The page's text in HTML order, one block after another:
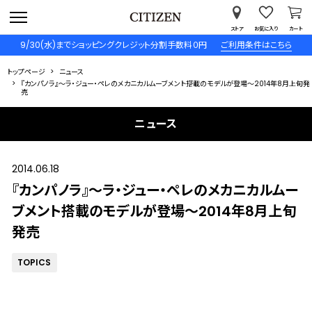
9/30(水)までショッピングクレジット分割手数料０円 ご利用条件はこちら
ストア お気に入り カート
トップページ
ニュース
『カンパノラ』～ラ・ジュー・ペレのメカニカルムーブメント搭載のモデルが登場～2014年8月上旬発
売
ニュース
2014.06.18
『カンパノラ』～ラ・ジュー・ペレのメカニカルムー
ブメント搭載のモデルが登場～2014年8月上旬
発売
TOPICS